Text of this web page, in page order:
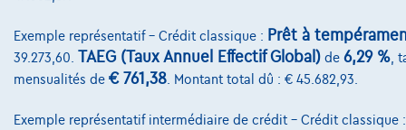
Exemple représentatif – Crédit classique : Prêt à
39.273,60. TAEG (Taux Annuel Effectif Global) de 6,29 % ,
mensualités de € 761,38 . Montant total dû : € 45.682,93.
Exemple représentatif intermédiaire de crédit – Crédit classique